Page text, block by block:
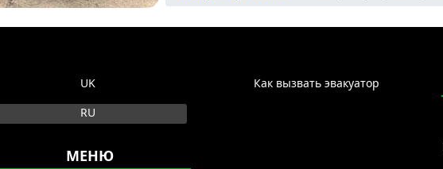
UK
RU
МЕНЮ
Как вызвать эвакуатор